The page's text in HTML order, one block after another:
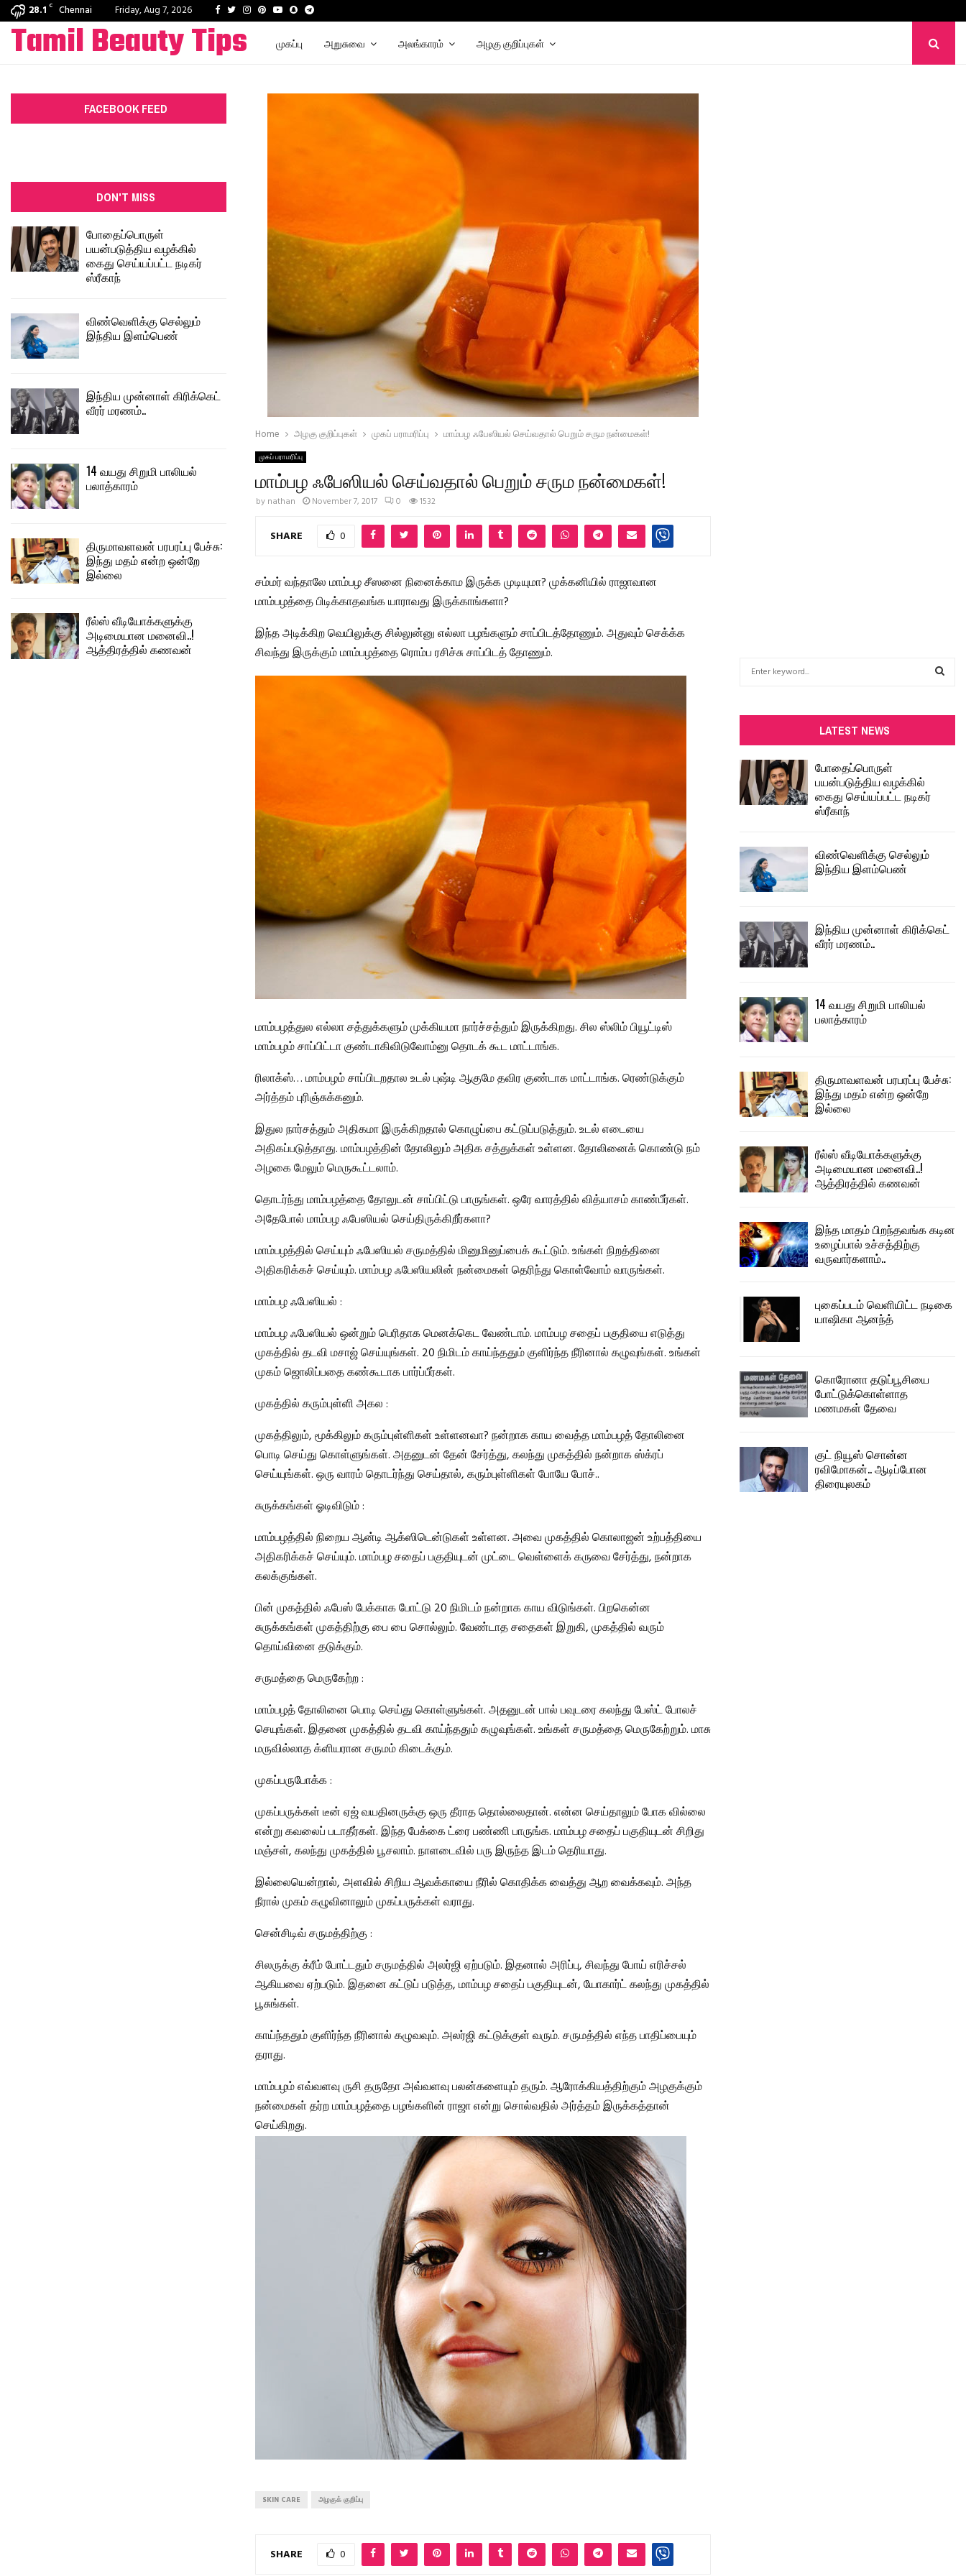
28.1 C Chennai Friday, Aug 7, 2026 Facebook
TwitterInstagram
PinterestYoutube
SnapchatTelegram
Tamil Beauty Tips முகப்பு அறுசுவை அலங்காரம் அழகு குறிப்புகள்
Home அழகு குறிப்புகள் முகப் பராமரிப்பு மாம்பழ ஃபேஸியல் செய்வதால் பெறும் சரும நன்மைகள்!
முகப் பராமரிப்பு
மாம்பழ ஃபேஸியல் செய்வதால் பெறும் சரும நன்மைகள்!
by nathan November 7, 2017 0 1532
SHARE 0
சம்மர் வந்தாலே மாம்பழ சீஸனை நினைக்காம இருக்க முடியுமா? முக்கனியில் ராஜாவான
மாம்பழத்தை பிடிக்காதவங்க யாராவது இருக்காங்களா?
இந்த அடிக்கிற வெயிலுக்கு சில்லுன்னு எல்லா பழங்களும் சாப்பிடத்தோணும். அதுவும் செக்க்க
சிவந்து இருக்கும் மாம்பழத்தை ரொம்ப ரசிச்சு சாப்பிடத் தோணும்.
மாம்பழத்துல எல்லா சத்துக்களும் முக்கியமா நார்ச்சத்தும் இருக்கிறது. சில ஸ்லிம் பியூட்டிஸ்
மாம்பழம் சாப்பிட்டா குண்டாகிவிடுவோம்னு தொடக் கூட மாட்டாங்க.
ரிலாக்ஸ்… மாம்பழம் சாப்பிடறதால உடல் புஷ்டி ஆகுமே தவிர குண்டாக மாட்டாங்க. ரெண்டுக்கும்
அர்த்தம் புரிஞ்சுக்கனும்.
இதுல நார்சத்தும் அதிகமா இருக்கிறதால் கொழுப்பை கட்டுப்படுத்தும். உடல் எடையை
அதிகப்படுத்தாது. மாம்பழத்தின் தோலிலும் அதிக சத்துக்கள் உள்ளன. தோலினைக் கொண்டு நம்
அழகை மேலும் மெருகூட்டலாம்.
தொடர்ந்து மாம்பழத்தை தோலுடன் சாப்பிட்டு பாருங்கள். ஒரே வாரத்தில் வித்யாசம் காண்பீர்கள்.
அதேபோல் மாம்பழ ஃபேஸியல் செய்திருக்கிறீர்களா?
மாம்பழத்தில் செய்யும் ஃபேஸியல் சருமத்தில் மினுமினுப்பைக் கூட்டும். உங்கள் நிறத்தினை
அதிகரிக்கச் செய்யும். மாம்பழ ஃபேஸியலின் நன்மைகள் தெரிந்து கொள்வோம் வாருங்கள்.
மாம்பழ ஃபேஸியல் :
மாம்பழ ஃபேஸியல் ஒன்றும் பெரிதாக மெனக்கெட வேண்டாம். மாம்பழ சதைப் பகுதியை எடுத்து
முகத்தில் தடவி மசாஜ் செய்யுங்கள். 20 நிமிடம் காய்ந்ததும் குளிர்ந்த நீரினால் கழுவுங்கள். உங்கள்
முகம் ஜொலிப்பதை கண்கூடாக பார்ப்பீர்கள்.
முகத்தில் கரும்புள்ளி அகல :
முகத்திலும், மூக்கிலும் கரும்புள்ளிகள் உள்ளனவா? நன்றாக காய வைத்த மாம்பழத் தோலினை
பொடி செய்து கொள்ளுங்கள். அதனுடன் தேன் சேர்த்து, கலந்து முகத்தில் நன்றாக ஸ்க்ரப்
செய்யுங்கள். ஒரு வாரம் தொடர்ந்து செய்தால், கரும்புள்ளிகள் போயே போச்..
சுருக்கங்கள் ஓடிவிடும் :
மாம்பழத்தில் நிறைய ஆன்டி ஆக்ஸிடென்டுகள் உள்ளன. அவை முகத்தில் கொலாஜன் உற்பத்தியை
அதிகரிக்கச் செய்யும். மாம்பழ சதைப் பகுதியுடன் முட்டை வெள்ளைக் கருவை சேர்த்து, நன்றாக
கலக்குங்கள்.
பின் முகத்தில் ஃபேஸ் பேக்காக போட்டு 20 நிமிடம் நன்றாக காய விடுங்கள். பிறகென்ன
சுருக்கங்கள் முகத்திற்கு பை பை சொல்லும். வேண்டாத சதைகள் இறுகி, முகத்தில் வரும்
தொய்வினை தடுக்கும்.
சருமத்தை மெருகேற்ற :
மாம்பழத் தோலினை பொடி செய்து கொள்ளுங்கள். அதனுடன் பால் பவுடரை கலந்து பேஸ்ட் போலச்
செயுங்கள். இதனை முகத்தில் தடவி காய்ந்ததும் கழுவுங்கள். உங்கள் சருமத்தை மெருகேற்றும். மாசு
மருவில்லாத க்ளியரான சருமம் கிடைக்கும்.
முகப்பருபோக்க :
முகப்பருக்கள் டீன் ஏஜ் வயதினருக்கு ஒரு தீராத தொல்லைதான். என்ன செய்தாலும் போக வில்லை
என்று கவலைப் படாதீர்கள். இந்த பேக்கை ட்ரை பண்ணி பாருங்க. மாம்பழ சதைப் பகுதியுடன் சிறிது
மஞ்சள், கலந்து முகத்தில் பூசலாம். நாளடைவில் பரு இருந்த இடம் தெரியாது.
இல்லையென்றால், அளவில் சிறிய ஆவக்காயை நீரில் கொதிக்க வைத்து ஆற வைக்கவும். அந்த
நீரால் முகம் கழுவினாலும் முகப்பருக்கள் வராது.
சென்சிடிவ் சருமத்திற்கு :
சிலருக்கு க்ரீம் போட்டதும் சருமத்தில் அலர்ஜி ஏற்படும். இதனால் அரிப்பு, சிவந்து போய் எரிச்சல்
ஆகியவை ஏற்படும். இதனை கட்டுப் படுத்த, மாம்பழ சதைப் பகுதியுடன், யோகார்ட் கலந்து முகத்தில்
பூசுங்கள்.
காய்ந்ததும் குளிர்ந்த நீரினால் கழுவவும். அலர்ஜி கட்டுக்குள் வரும். சருமத்தில் எந்த பாதிப்பையும்
தராது.
மாம்பழம் எவ்வளவு ருசி தருதோ அவ்வளவு பலன்களையும் தரும். ஆரோக்கியத்திற்கும் அழகுக்கும்
நன்மைகள் தர்ற மாம்பழத்தை பழங்களின் ராஜா என்று சொல்வதில் அர்த்தம் இருக்கத்தான்
செய்கிறது.
SKIN CARE அழகுக் குறிப்பு
SHARE 0
FACEBOOK FEED
DON'T MISS
போதைப்பொருள்
பயன்படுத்திய வழக்கில்
கைது செய்யப்பட்ட நடிகர்
ஸ்ரீகாந்
விண்வெளிக்கு செல்லும்
இந்திய இளம்பெண்
இந்திய முன்னாள் கிரிக்கெட்
வீரர் மரணம்..
14 வயது சிறுமி பாலியல்
பலாத்காரம்
திருமாவளவன் பரபரப்பு பேச்சு:
இந்து மதம் என்ற ஒன்றே
இல்லை
ரீல்ஸ் வீடியோக்களுக்கு
அடிமையான மனைவி..!
ஆத்திரத்தில் கணவன்
f
o
r
:
LATEST NEWS
போதைப்பொருள்
பயன்படுத்திய வழக்கில்
கைது செய்யப்பட்ட நடிகர்
ஸ்ரீகாந்
விண்வெளிக்கு செல்லும்
இந்திய இளம்பெண்
இந்திய முன்னாள் கிரிக்கெட்
வீரர் மரணம்..
14 வயது சிறுமி பாலியல்
பலாத்காரம்
திருமாவளவன் பரபரப்பு பேச்சு:
இந்து மதம் என்ற ஒன்றே
இல்லை
ரீல்ஸ் வீடியோக்களுக்கு
அடிமையான மனைவி..!
ஆத்திரத்தில் கணவன்
இந்த மாதம் பிறந்தவங்க கடின
உழைப்பால் உச்சத்திற்கு
வருவார்களாம்..
புகைப்படம் வெளியிட்ட நடிகை
யாஷிகா ஆனந்த்
கொரோனா தடுப்பூசியை
போட்டுக்கொள்ளாத
மணமகள் தேவை
குட் நியூஸ் சொன்ன
ரவிமோகன்.. ஆடிப்போன
திரையுலகம்